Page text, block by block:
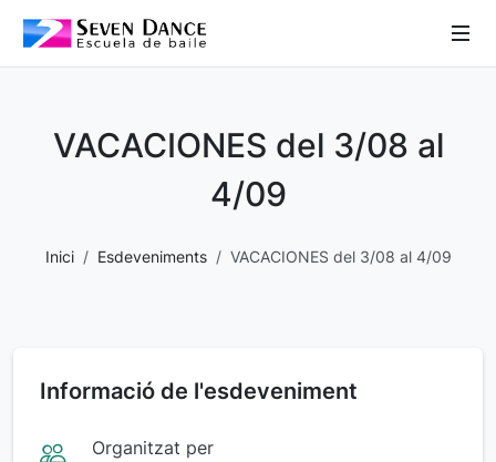
Menu
VACACIONES del 3/08 al
4/09
Inici Esdeveniments VACACIONES del 3/08 al 4/09
Informació de l'esdeveniment
Organitzat per